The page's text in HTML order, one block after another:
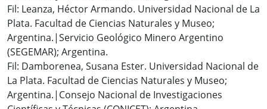
Fil: Leanza, Héctor Armando. Universidad Nacional de La
Plata. Facultad de Ciencias Naturales y Museo;
Argentina.|Servicio Geológico Minero Argentino
(SEGEMAR); Argentina.
Fil: Damborenea, Susana Ester. Universidad Nacional de
La Plata. Facultad de Ciencias Naturales y Museo;
Argentina.|Consejo Nacional de Investigaciones